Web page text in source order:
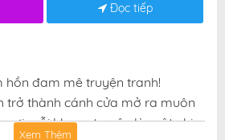
Đọc tiếp
hồn đam mê truyện tranh!
trở thành cánh cửa mở ra muôn
mỗi khung truyện là một nhịp
Xem Thêm